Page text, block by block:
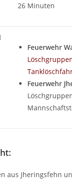
26 Minuten
Feuerwehr
Feuerwehr
aus Jheringsfehn